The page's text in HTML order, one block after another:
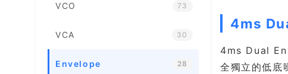
VCO 73
VCA 30
Envelope 28
4ms
4ms Dual
全獨立的低底